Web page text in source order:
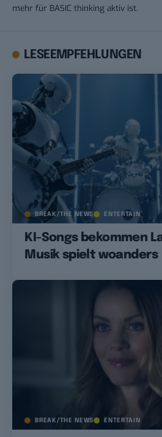
mehr für BASIC thinking aktiv ist.
LESEEMPFEHLUNGEN
BREAK/THE NEWS ENTERTAIN
KI-Songs bekommen
Musik spielt woanders
BREAK/THE NEWS ENTERTAIN